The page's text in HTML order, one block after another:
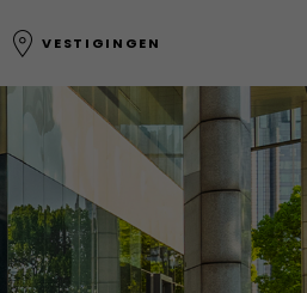
VESTIGINGEN